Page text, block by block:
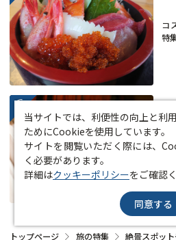
トップページ 旅の特集 絶景スポッ
コ
特
道
more
当サイトでは、利便性の向上と利
ためにCookieを使用しています。
サイトを閲覧いただく際には、
く必要があります。
詳細はクッキーポリシーをご確認
同意する